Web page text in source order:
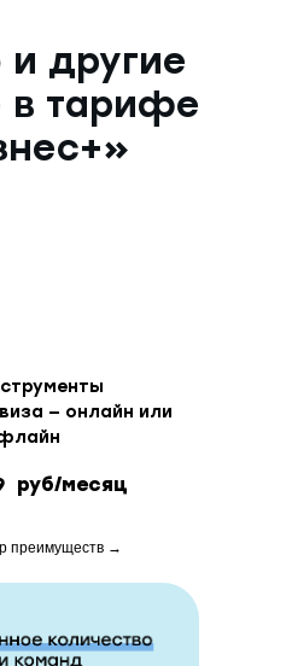
и другие
в тарифе
преимуществ →
руб/месяц
— онлайн или